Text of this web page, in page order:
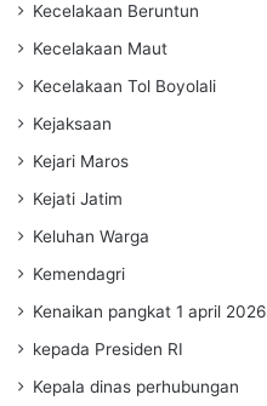
Kecelakaan Beruntun
Kecelakaan Maut
Kecelakaan Tol Boyolali
Kejaksaan
Kejari Maros
Kejati Jatim
Keluhan Warga
Kemendagri
Kenaikan pangkat 1 april 2026
kepada Presiden RI
Kepala dinas perhubungan